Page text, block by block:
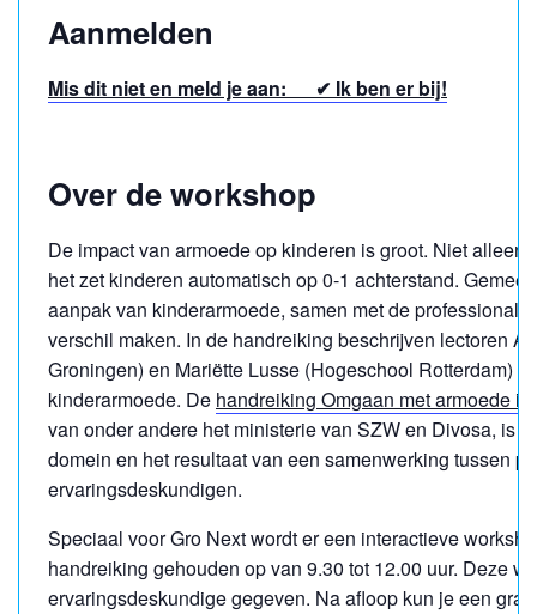
Aanmelden
Mis dit niet en meld je aan: ✔ Ik ben er bij!
Over de workshop
De impact van armoede op kinderen is groot. Niet
het zet kinderen automatisch op 0-1 achterstand.
aanpak van kinderarmoede, samen met de
verschil maken. In de handreiking beschrijven lectoren
Groningen) en Mariëtte Lusse (Hogeschool Rotterdam)
kinderarmoede. De handreiking Omgaan met armoede
van onder andere het ministerie van SZW en Divosa, is
domein en het resultaat van een samenwerking tussen
ervaringsdeskundigen.
Speciaal voor Gro Next wordt er een interactieve
handreiking gehouden op van 9.30 tot 12.00 uur. Deze
ervaringsdeskundige gegeven. Na afloop kun je een